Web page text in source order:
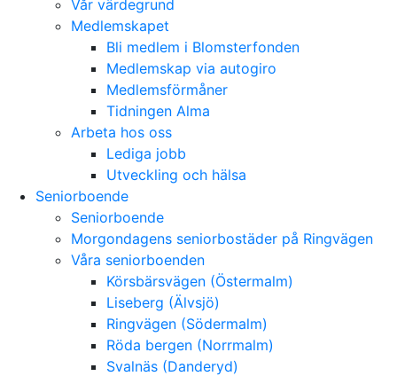
Vår värdegrund
Medlemskapet
Bli medlem i Blomsterfonden
Medlemskap via autogiro
Medlemsförmåner
Tidningen Alma
Arbeta hos oss
Lediga jobb
Utveckling och hälsa
Seniorboende
Seniorboende
Morgondagens seniorbostäder på Ringvägen
Våra seniorboenden
Körsbärsvägen (Östermalm)
Liseberg (Älvsjö)
Ringvägen (Södermalm)
Röda bergen (Norrmalm)
Svalnäs (Danderyd)